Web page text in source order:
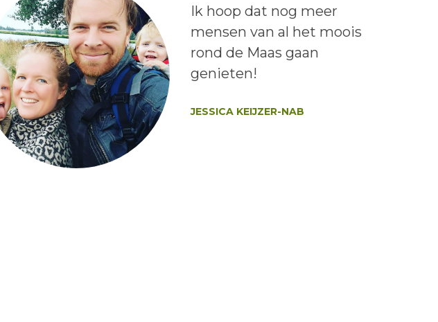
Lees het bericht:
Ik hoop dat nog meer
mensen van al het moois
rond de Maas gaan
genieten!
JESSICA KEIJZER-NAB